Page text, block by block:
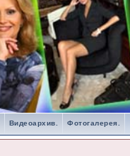
Видеоархив. Фотогалерея.